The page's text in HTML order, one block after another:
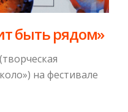
быть рядом»
на фестивале